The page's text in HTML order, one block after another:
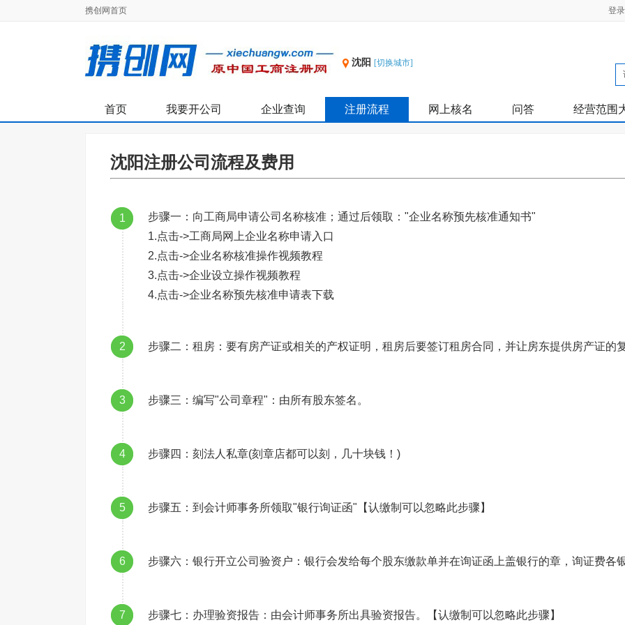
携创网首页 登录
沈阳 [切换城市]
首页 我要开公司 企业查询 注册流程 网上核名 问答 经营范围
沈阳注册公司流程及费用
1
步骤一：向工商局申请公司名称核准；通过后领取："企业名称预先核准通知书"
1.点击->工商局网上企业名称申请入口
2.点击->企业名称核准操作视频教程
3.点击->企业设立操作视频教程
4.点击->企业名称预先核准申请表下载
2 步骤二：租房：要有房产证或相关的产权证明，租房后要签订租房合同，并让房东提供房产证的
3 步骤三：编写"公司章程"：由所有股东签名。
4 步骤四：刻法人私章(刻章店都可以刻，几十块钱！)
5 步骤五：到会计师事务所领取"银行询证函"【认缴制可以忽略此步骤】
6 步骤六：银行开立公司验资户：银行会发给每个股东缴款单并在询证函上盖银行的章，询证费各
7 步骤七：办理验资报告：由会计师事务所出具验资报告。【认缴制可以忽略此步骤】